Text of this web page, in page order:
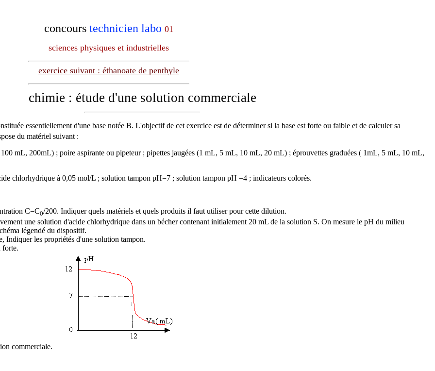
concours technicien labo 01
sciences physiques et industrielles
exercice suivant : éthanoate de penthyle
chimie : étude d'une solution commerciale
essentiellement d'une base notée B. L'objectif de cet exercice est de déterminer si la base est forte ou faible et de calculer sa
du matériel suivant :
mL, 200mL) ; poire aspirante ou pipeteur ; pipettes jaugées (1 mL, 5 mL, 10 mL, 20 mL) ; éprouvettes graduées ( 1mL, 5 mL, 10 mL,
chlorhydrique à 0,05 mol/L ; solution tampon pH=7 ; solution tampon pH =4 ; indicateurs colorés.
C=C0/200. Indiquer quels matériels et quels produits il faut utiliser pour cette dilution.
une solution d'acide chlorhydrique dans un bécher contenant initialement 20 mL de la solution S. On mesure le pH du milieu
légendé du dispositif.
Indiquer les propriétés d'une solution tampon.
forte.
commerciale.